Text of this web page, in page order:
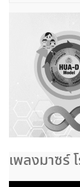
เพลงมาซร์